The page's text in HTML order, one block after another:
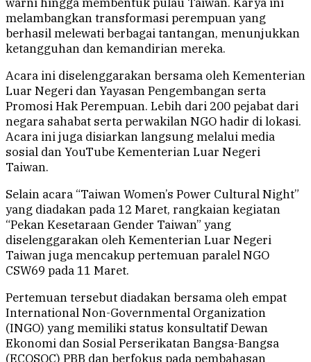
melambangkan transformasi perempuan yang
berhasil melewati berbagai tantangan, menunjukkan
ketangguhan dan kemandirian mereka.
Acara ini diselenggarakan bersama oleh Kementerian
Luar Negeri dan Yayasan Pengembangan serta
Promosi Hak Perempuan. Lebih dari 200 pejabat dari
negara sahabat serta perwakilan NGO hadir di lokasi.
Acara ini juga disiarkan langsung melalui media
sosial dan YouTube Kementerian Luar Negeri
Taiwan.
Selain acara “Taiwan Women’s Power Cultural Night”
yang diadakan pada 12 Maret, rangkaian kegiatan
“Pekan Kesetaraan Gender Taiwan” yang
diselenggarakan oleh Kementerian Luar Negeri
Taiwan juga mencakup pertemuan paralel NGO
CSW69 pada 11 Maret.
Pertemuan tersebut diadakan bersama oleh empat
International Non-Governmental Organization
(INGO) yang memiliki status konsultatif Dewan
Ekonomi dan Sosial Perserikatan Bangsa-Bangsa
(ECOSOC) PBB dan berfokus pada pembahasan